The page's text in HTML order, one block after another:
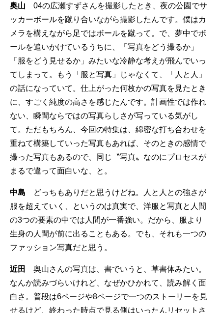
奥山 04の広瀬すずさんを撮影したとき、夜の公園でサ
ッカーボールを蹴り合いながら撮影したんです。僕はカ
メラを構えながら足ではボールを蹴って。で、夢中でボ
ールを追いかけているうちに、「写真をどう撮るか」
「服をどう見せるか」みたいな冷静な考えが飛んでいっ
てしまって。もう「服と写真」じゃなくて、「人と人」
の話になっていて。仕上がった何枚かの写真を見たとき
に、すごく純度の高さを感じたんです。計画性では作れ
ない、瞬間ならではの写真らしさが写っている気がし
て。ただもちろん、今回の特集は、綿密な打ち合わせを
重ねて構築していった写真もあれば、そのときの感情で
撮った写真もあるので、同じ〝写真〟なのにプロセスが
まるで違って面白いな、と。
中島 どっちもありだと思うけどね。人と人との強さが
服を超えていく、というのは真実で、洋服と写真と人間
の3つの要素の中では人間が一番強い。だから、服より
生身の人間が前に出ることもある。でも、それも一つの
ファッション写真だと思う。
近田
奥山さんの写真は、書でいうと、草書体みたい。
なんか読みづらいけれど、なぜかひかれて、読み解く面
白さ。普段は6ページや8ページで一つのストーリーを見
せるけど、終わった時点で見る側はいったんリセットさ